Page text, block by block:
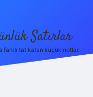
Satırlar
farklı tat katan küçük notlar.